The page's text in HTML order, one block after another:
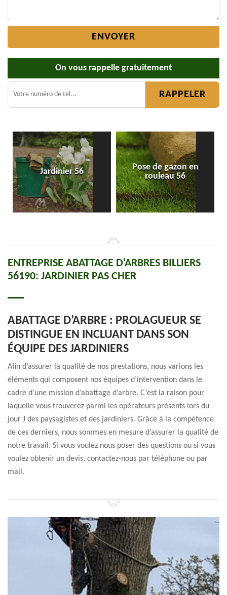
On vous rappelle gratuitement
Jardinier 56
Pose de gazon en
rouleau 56
ENTREPRISE ABATTAGE D'ARBRES BILLIERS
56190: JARDINIER PAS CHER
ABATTAGE D’ARBRE : PROLAGUEUR SE
DISTINGUE EN INCLUANT DANS SON
ÉQUIPE DES JARDINIERS
Afin d’assurer la qualité de nos prestations, nous varions les
éléments qui composent nos équipes d’intervention dans le
cadre d’une mission d’abattage d’arbre. C’est la raison pour
laquelle vous trouverez parmi les opérateurs présents lors du
jour J des paysagistes et des jardiniers. Grâce à la compétence
de ces derniers, nous sommes en mesure d’assurer la qualité de
notre travail. Si vous voulez nous poser des questions ou si vous
voulez obtenir un devis, contactez-nous par téléphone ou par
mail.